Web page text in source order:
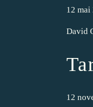
12 mai
David
12